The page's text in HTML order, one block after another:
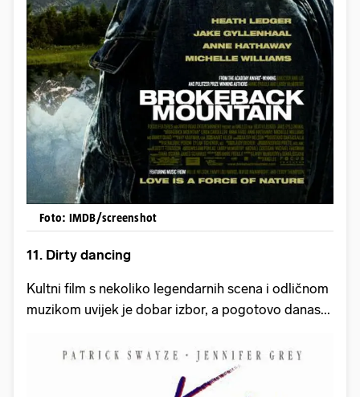
Foto: IMDB/screenshot
11. Dirty dancing
Kultni film s nekoliko legendarnih scena i odličnom
muzikom uvijek je dobar izbor, a pogotovo danas...